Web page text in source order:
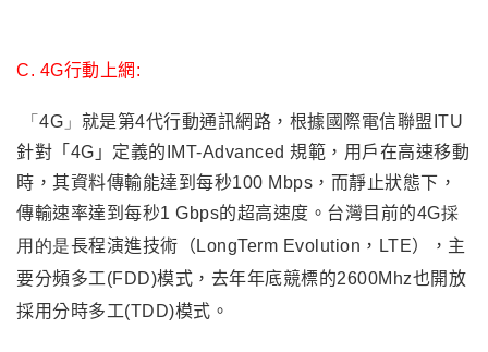
C. 4G行動上網:
「 4G 」 就是第4代行動通訊網路，根據國際電信聯盟ITU
針對「4G」定義的IMT-Advanced 規範，用戶在高速移動
時，其資料傳輸能達到每秒100 Mbps，而靜止狀態下，
傳輸速率達到每秒1 Gbps的超高速度 。台灣目前的4G採
用的是長程演進技術（LongTerm Evolution，LTE）
，主
要分頻多工(FDD)模式 ，去年年底競標的2600Mhz也開放
採用分時多工(TDD)模式 。